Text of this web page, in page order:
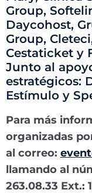
Group,
Daycohost,
Group,
Cestaticket y
Junto al
estratégicos:
Estímulo y
Para más
organizadas
al correo:
llamando al
263.08.33 Ext.: